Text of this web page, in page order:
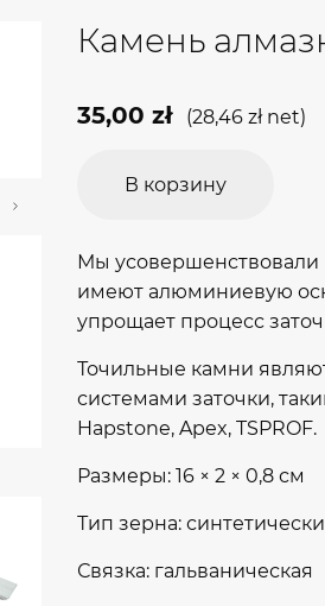
Камень
35,00 zł (28,46 złnet)
В корзину
Мы
имеют алюминиевую
упрощает процесс
Точильные камни
системами заточки,
Hapstone, Apex, TSPROF.
Размеры: 16 × 2 × 0,8 см
Тип зерна:
Связка: гальваническая